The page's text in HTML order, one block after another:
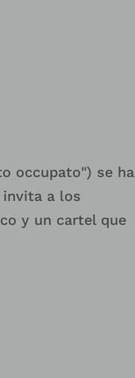
occupato") se ha
invita a los
y un cartel que